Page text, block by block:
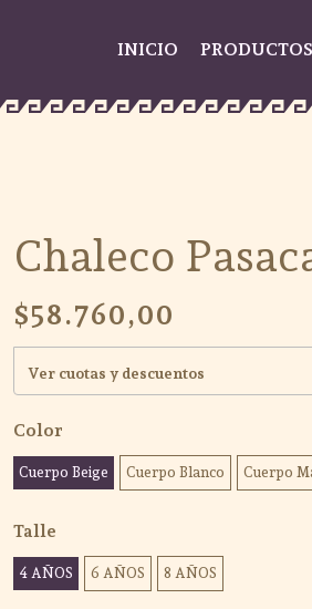
INICIO PRODUCTOS
Chaleco
$58.760,00
Ver cuotas y descuentos
Color
Cuerpo Beige Cuerpo Blanco Cuerpo
Talle
4 AÑOS 6 AÑOS 8 AÑOS